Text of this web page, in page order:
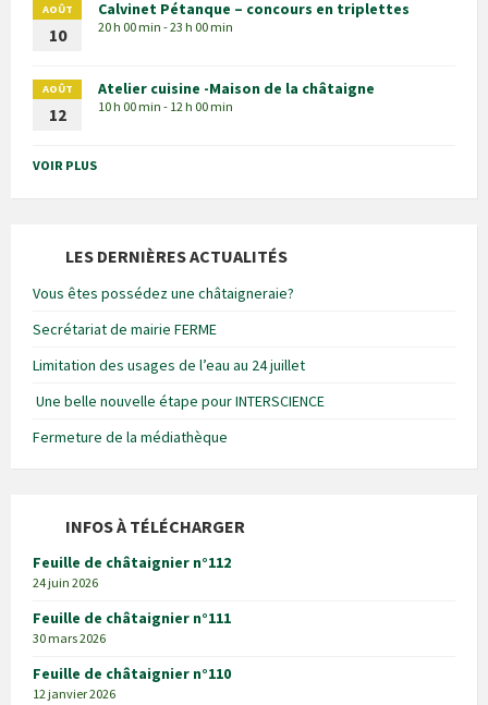
AOÛT
10
Calvinet Pétanque – concours en triplettes
20 h 00 min - 23 h 00 min
AOÛT
12
Atelier cuisine -Maison de la châtaigne
10 h 00 min - 12 h 00 min
VOIR PLUS
LES DERNIÈRES ACTUALITÉS
Vous êtes possédez une châtaigneraie?
Secrétariat de mairie FERME
Limitation des usages de l’eau au 24 juillet
Une belle nouvelle étape pour INTERSCIENCE
Fermeture de la médiathèque
INFOS À TÉLÉCHARGER
Feuille de châtaignier n°112
24 juin 2026
Feuille de châtaignier n°111
30 mars 2026
Feuille de châtaignier n°110
12 janvier 2026